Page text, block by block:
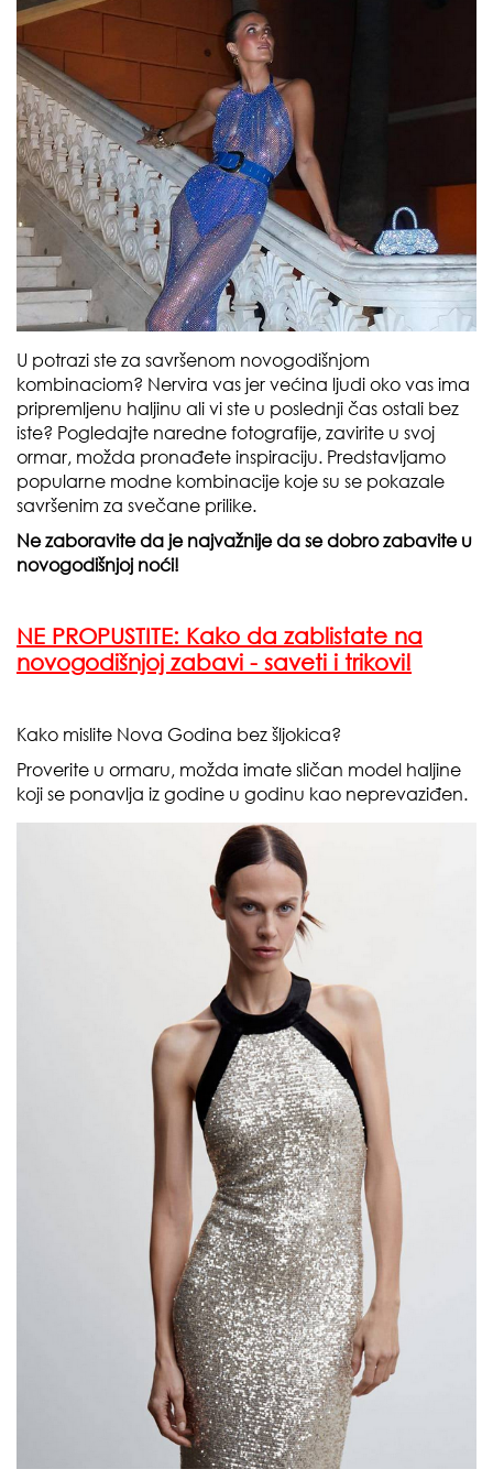
U potrazi ste za savršenom novogodišnjom
kombinaciom? Nervira vas jer većina ljudi oko vas ima
pripremljenu haljinu ali vi ste u poslednji čas ostali bez
iste? Pogledajte naredne fotografije, zavirite u svoj
ormar, možda pronađete inspiraciju. Predstavljamo
popularne modne kombinacije koje su se pokazale
savršenim za svečane prilike.
Ne zaboravite da je najvažnije da se dobro zabavite u
novogodišnjoj noći!
NE PROPUSTITE: Kako da zablistate na
novogodišnjoj zabavi - saveti i trikovi!
Kako mislite Nova Godina bez šljokica?
Proverite u ormaru, možda imate sličan model haljine
koji se ponavlja iz godine u godinu kao neprevaziđen.